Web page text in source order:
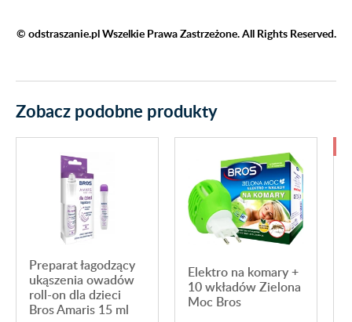
© odstraszanie.pl Wszelkie Prawa Zastrzeżone. All Rights Reserved.
Zobacz podobne produkty
Preparat łagodzący
ukąszenia owadów
roll-on dla dzieci
Bros Amaris 15 ml
Elektro na komary +
10 wkładów Zielona
Moc Bros